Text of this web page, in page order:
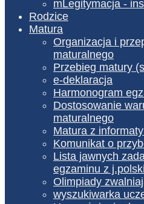
mLegitymacja -
Rodzice
Matura
Organizacja i
maturalnego
Przebieg matury
e-deklaracja
Harmonogram
Dostosowanie
maturalnego
Matura z
Komunikat o
Lista jawnych
egzaminu z
Olimpiady
wyszukiwarka